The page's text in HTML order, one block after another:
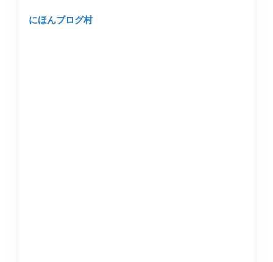
にほんブログ村